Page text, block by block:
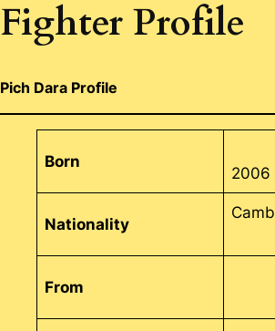
Fighter Profile
Pich Dara Profile
Born
2006
Nationality
From